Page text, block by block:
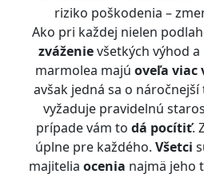
riziko poškodenia –
Ako pri každej nielen
zváženievšetkých výhod
marmolea majú oveľa viac
avšak jedná sa o
vyžaduje pravidelnú
prípade vám to dá pocítiť.
úplne pre každého. Všetci
majitelia ocenia najmä jeho